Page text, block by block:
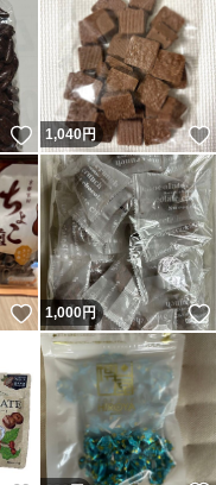
いいね！
1,040円
いいね！
1,000円